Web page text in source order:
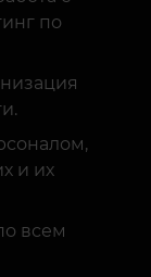
и их
всем